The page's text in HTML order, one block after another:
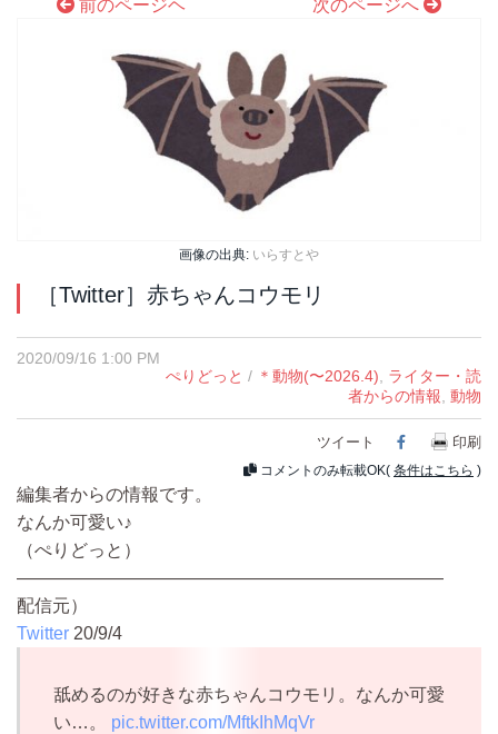
前のページヘ 次のページへ
画像の出典: いらすとや
［Twitter］赤ちゃんコウモリ
2020/09/16 1:00 PM
ぺりどっと / ＊動物(〜2026.4), ライター・読
者からの情報, 動物
ツイート Facebook
印刷
コメントのみ転載OK( 条件はこちら )
編集者からの情報です。
なんか可愛い♪
（ぺりどっと）
————————————————————————
配信元）
Twitter 20/9/4
舐めるのが好きな赤ちゃんコウモリ。なんか可愛
い…。 pic.twitter.com/MftkIhMqVr